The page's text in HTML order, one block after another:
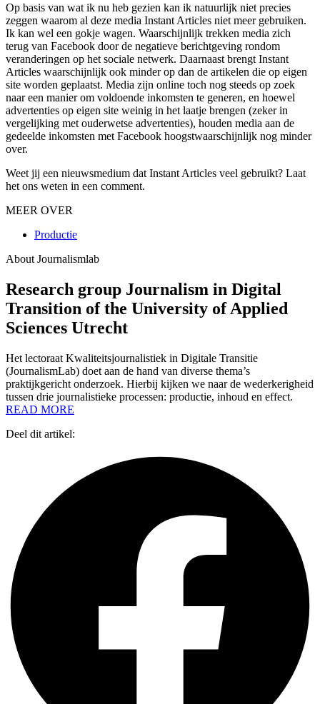
Op basis van wat ik nu heb gezien kan ik natuurlijk niet precies
zeggen waarom al deze media Instant Articles niet meer gebruiken.
Ik kan wel een gokje wagen. Waarschijnlijk trekken media zich
terug van Facebook door de negatieve berichtgeving rondom
veranderingen op het sociale netwerk. Daarnaast brengt Instant
Articles waarschijnlijk ook minder op dan de artikelen die op eigen
site worden geplaatst. Media zijn online toch nog steeds op zoek
naar een manier om voldoende inkomsten te generen, en hoewel
advertenties op eigen site weinig in het laatje brengen (zeker in
vergelijking met ouderwetse advertenties), houden media aan de
gedeelde inkomsten met Facebook hoogstwaarschijnlijk nog minder
over.
Weet jij een nieuwsmedium dat Instant Articles veel gebruikt? Laat
het ons weten in een comment.
MEER OVER
Productie
About Journalismlab
Research group Journalism in Digital
Transition of the University of Applied
Sciences Utrecht
Het lectoraat Kwaliteitsjournalistiek in Digitale Transitie
(JournalismLab) doet aan de hand van diverse thema’s
praktijkgericht onderzoek. Hierbij kijken we naar de wederkerigheid
tussen drie journalistieke processen: productie, inhoud en effect.
READ MORE
Deel dit artikel: